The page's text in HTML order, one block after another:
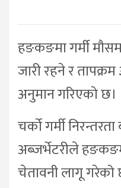
हङकङमा गर्मी
जारी रहने र तापक्रम
अनुमान गरिएको छ।
चर्को गर्मी
अब्जर्भेटरीले
चेतावनी लागू गरेको